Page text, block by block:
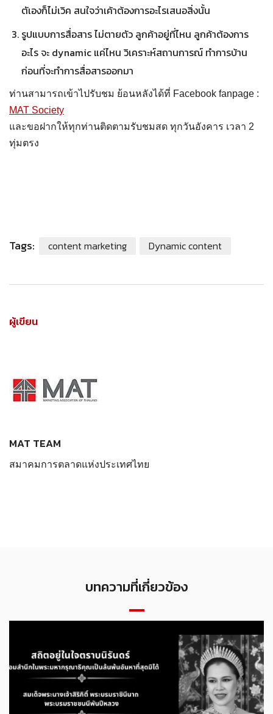
ตัเองก็ไม่เวิค สนใจว่าเค้าต้องการอะไรเสนอสิ่งนั้น
รูปแบบการสื่อสาร ไม่ตายตัว ลูกค้าอยู่ที่ไหน ลูกค้าต้องการ
อะไร จะ dynamic แค่ไหน วิเคราะห์สถานการณ์ ทำการบ้าน
ก่อนที่จะทำการสื่อสารออกมา
ท่านสามารถเข้าไปรับชม ย้อนหลังได้ที่ Facebook fanpage :
MAT Society
และขอฝากให้ทุกท่านติดตามรับชมสด ทุกวันอังคาร เวลา 2
ทุ่มตรง
Tags: content marketing Dynamic content
ผู้เขียน
MAT TEAM
สมาคมการตลาดแห่งประเทศไทย
บทความที่เกี่ยวข้อง